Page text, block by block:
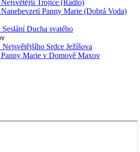
Trojice (Rádlo)
Panny Marie (Dobrá Voda)
Seslání Ducha svatého
Nejsvětějšího Srdce Ježíšova
Marie v Domově Maxov